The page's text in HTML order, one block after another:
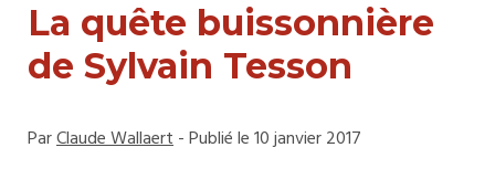
La quête buissonnière
de Sylvain Tesson
ParClaude Wallaert- Publié le 10 janvier 2017